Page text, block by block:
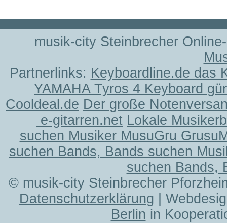
musik-city Steinbrecher
Partnerlinks: Keyboardline.de das
YAMAHA Tyros 4 Keyboard
Cooldeal.de Der große
e-gitarren.net Lokale
suchen Musiker MusuGru
suchen Bands, Bands suchen
suchen Bands,
© musik-city Steinbrecher
Datenschutzerklärung |
Berlin in